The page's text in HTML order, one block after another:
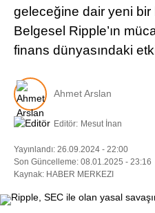
geleceğine dair yeni bir
Belgesel Ripple’ın
finans dünyasındaki
Ahmet Arslan
Editör: Mesut İnan
Yayınlandı: 26.09.2024 - 22:00
Son Güncelleme: 08.01.2025 - 23:16
Kaynak: HABER MERKEZI